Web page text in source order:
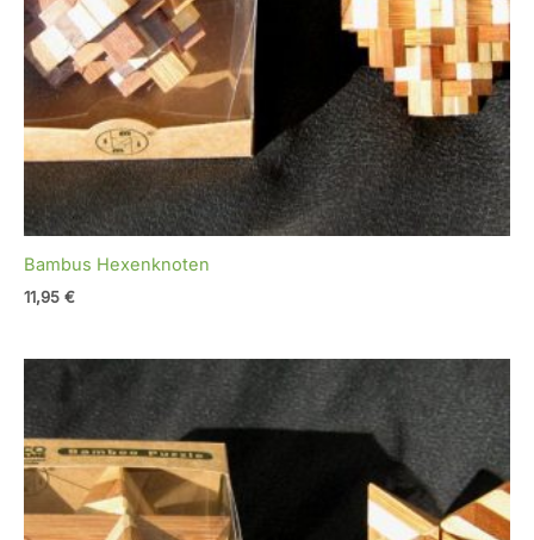
Bambus Hexenknoten
11,95 €